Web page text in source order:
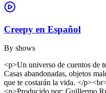
Creepy en Español
By shows
<p>Un universo de cuentos de
Casas abandonadas, objetos
que te costarán la vida. </